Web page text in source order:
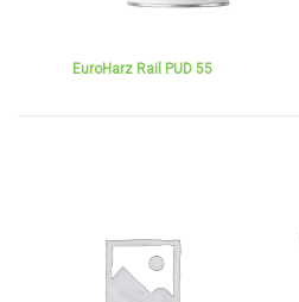
EuroHarz Rail PUD 55